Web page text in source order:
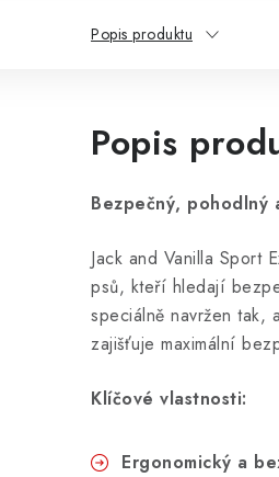
Popis produktu
Popis
Bezpečný,
Jack and Vanilla Sport
psů, kteří hledají
speciálně navržen tak,
zajišťuje maximální
Klíčové vlastnosti:
Ergonomický a